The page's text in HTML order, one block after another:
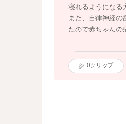
寝れるようになる
また、自律神経
たので赤ちゃんの
0クリップ